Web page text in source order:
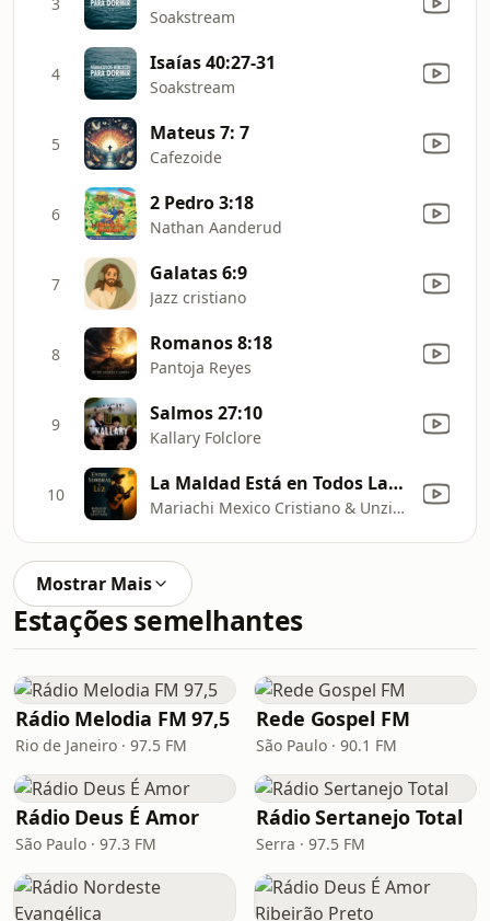
Soakstream
4 Isaías 40:27-31
Soakstream
5 Mateus 7: 7
Cafezoide
6 2 Pedro 3:18
Nathan Aanderud
7 Galatas 6:9
Jazz cristiano
8 Romanos 8:18
Pantoja Reyes
9 Salmos 27:10
Kallary Folclore
10 La Maldad Está en Todos Lados - Proverbios 6:16-19; Proverbios 10:12; Salmos 34:14
Mariachi Mexico Cristiano & Unzion
Mostrar Mais
Estações semelhantes
Rádio Melodia FM 97,5
Rio de Janeiro · 97.5 FM
Rede Gospel FM
São Paulo · 90.1 FM
Rádio Deus É Amor
São Paulo · 97.3 FM
Rádio Sertanejo Total
Serra · 97.5 FM